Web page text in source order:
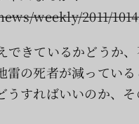
weekly/2011/
きているかどうか
の死者が減っている
すればいいのか、